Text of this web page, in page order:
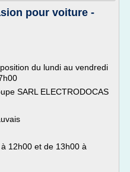
pour voiture -
du lundi au vendredi
SARL ELECTRODOCAS
12h00 et de 13h00 à